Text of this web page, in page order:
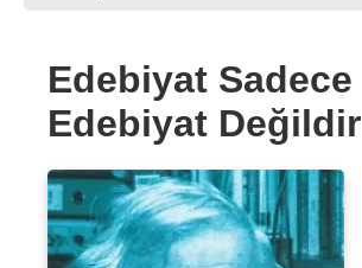
Edebiyat Sadece
Edebiyat Değildir